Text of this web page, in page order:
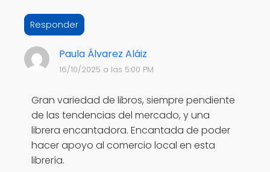
Responder
Paula Álvarez Aláiz
16/10/2025 a las 5:00 PM
Gran variedad de libros, siempre pendiente
de las tendencias del mercado, y una
librera encantadora. Encantada de poder
hacer apoyo al comercio local en esta
librería.